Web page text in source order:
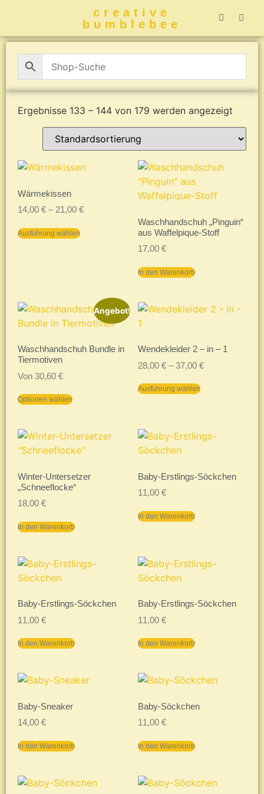
creative
bumblebee
Ergebnisse 133 – 144 von 179 werden angezeigt
Wärmekissen
14,00 € – 21,00 €
Ausführung wählen
Waschhandschuh „Pinguin“
aus Waffelpique-Stoff
17,00 €
In den Warenkorb
Angebot!
Waschhandschuh Bundle in
Tiermotiven
Von 30,60 €
Optionen wählen
Wendekleider 2 – in – 1
28,00 € –37,00 €
Ausführung wählen
Winter-Untersetzer
„Schneeflocke“
18,00 €
In den Warenkorb
Baby-Erstlings-Söckchen
11,00 €
In den Warenkorb
Baby-Erstlings-Söckchen
11,00 €
In den Warenkorb
Baby-Erstlings-Söckchen
11,00 €
In den Warenkorb
Baby-Sneaker
14,00 €
In den Warenkorb
Baby-Söckchen
11,00 €
In den Warenkorb